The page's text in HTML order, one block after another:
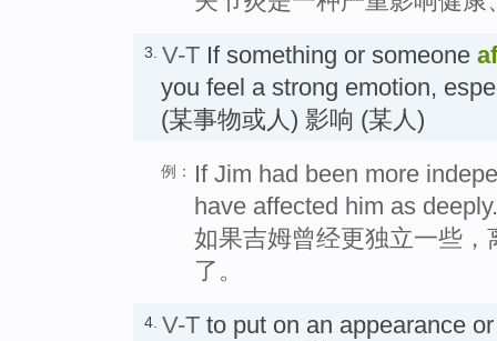
3. V-T If something or someone
you feel a strong emotion,
(某事物或人) 影响 (某人)
例：
If Jim had been more
have affected him as deeply.
如果吉姆曾经更独立一些
了。
4. V-T to put on an appearance